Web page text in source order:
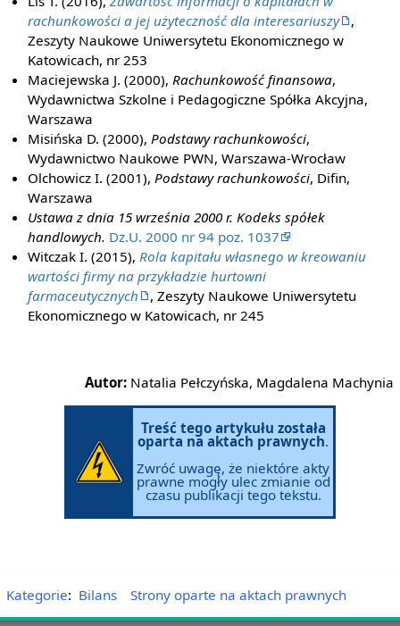
rachunkowości a jej użyteczność dla interesariuszy
,
Zeszyty Naukowe Uniwersytetu Ekonomicznego w
Katowicach, nr 253
Maciejewska J. (2000),Rachunkowość finansowa,
Wydawnictwa Szkolne i Pedagogiczne Spółka Akcyjna,
Warszawa
Misińska D. (2000),Podstawy rachunkowości,
Wydawnictwo Naukowe PWN, Warszawa-Wrocław
Olchowicz I. (2001),Podstawy rachunkowości, Difin,
Warszawa
Ustawa z dnia 15 września 2000 r. Kodeks spółek
handlowych. Dz.U. 2000 nr 94 poz. 1037
Witczak I. (2015),Rola kapitału własnego w kreowaniu
wartości firmy na przykładzie hurtowni
farmaceutycznych
, Zeszyty Naukowe Uniwersytetu
Ekonomicznego w Katowicach, nr 245
Autor: Natalia Pełczyńska, Magdalena Machynia
Treść tego artykułu została
oparta na aktach prawnych.
Zwróć uwagę, że niektóre akty
prawne mogły ulec zmianie od
czasu publikacji tego tekstu.
Kategorie: Bilans Strony oparte na aktach prawnych